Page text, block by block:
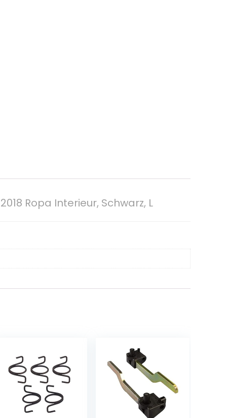
Ropa Interieur, Schwarz, L